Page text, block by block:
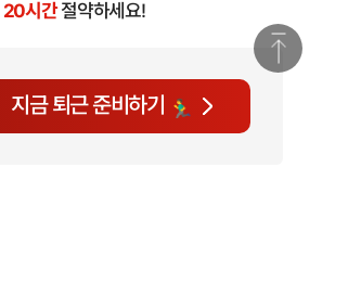
20시간절약하세요!
지금 퇴근 준비하기